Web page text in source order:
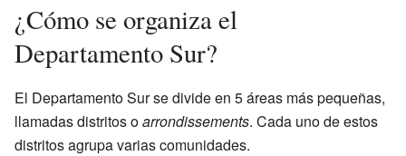
¿Cómo se organiza el
Departamento Sur?
El Departamento Sur se divide en 5 áreas más pequeñas,
llamadas distritos oarrondissements. Cada uno de estos
distritos agrupa varias comunidades.